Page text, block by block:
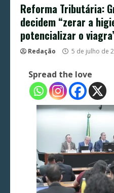
Reforma Tributária:
decidem “zerar a
potencializar o
Redação 5 de julho de
Spread the love